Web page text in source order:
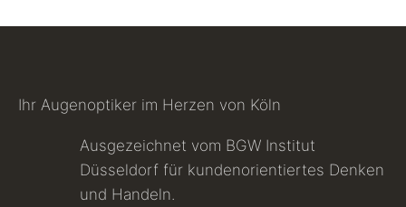
Ihr Augenoptiker im Herzen von Köln
Ausgezeichnet vom BGW Institut
Düsseldorf für kundenorientiertes Denken
und Handeln.